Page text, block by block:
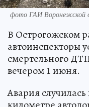
фото ГАИ Воронежской
В Острогожском
автоинспекторы
смертельного
вечером 1 июня.
Авария